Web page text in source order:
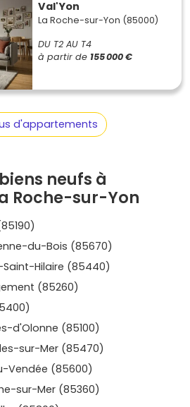
offre des biens neufs
les primo-accédants et les
2 000 à 3 000 €/m².
idéal pour les familles, La
de vie paisible tout en restant
800 et 3 800 €/m².
neuf à La
: aperçu des prix et
une gamme de prix diversifiée.
des prix plus élevés,
périphériques sont plus
neuf :entre 2 000 et 4
Val'Yon
La Roche-sur-Yon (85000)
DU T2 AU T4
à partir de 155 000 €
d'appartements
neufs à
Roche-sur-Yon
du-Bois (85670)
Hilaire (85440)
(85260)
d'Olonne (85100)
sur-Mer (85470)
Vendée (85600)
sur-Mer (85360)